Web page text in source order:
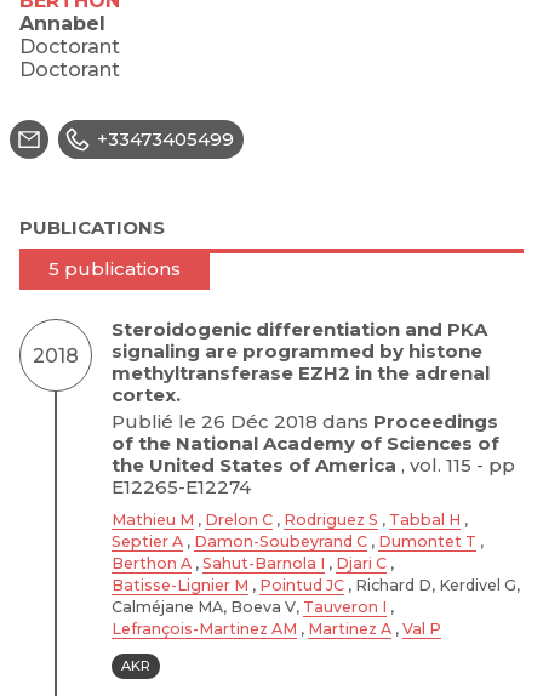
Annabel
Doctorant
Doctorant
+33473405499
PUBLICATIONS
5 publications
2018
Steroidogenic differentiation and PKA
signaling are programmed by histone
methyltransferase EZH2 in the adrenal
cortex.
Publié le 26 Déc 2018 dans Proceedings
of the National Academy of Sciences of
the United States of America , vol. 115 - pp
E12265-E12274
Mathieu M , Drelon C , Rodriguez S , Tabbal H ,
Septier A , Damon-Soubeyrand C , Dumontet T ,
Berthon A , Sahut-Barnola I , Djari C ,
Batisse-Lignier M , Pointud JC , Richard D, Kerdivel G,
Calméjane MA, Boeva V, Tauveron I ,
Lefrançois-Martinez AM , Martinez A , Val P
AKR